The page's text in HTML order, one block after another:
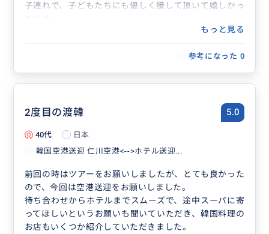
子連れで、子どもたちにも優しく接して頂いて嬉しかっ
もっと見る
参考になった 0
2度目の渡韓 5.0
40代
日本
韓国空港送迎 仁川空港<-->ホテル送迎...
前回の時はツアーをお願いしましたが、とても良かった
ので、今回は空港送迎をお願いしました。
待ち合わせからホテルまでスムーズで、途中スーパに寄
ってほしいというお願いも聞いていただき、韓国料理の
お店もいくつか紹介していただきました。